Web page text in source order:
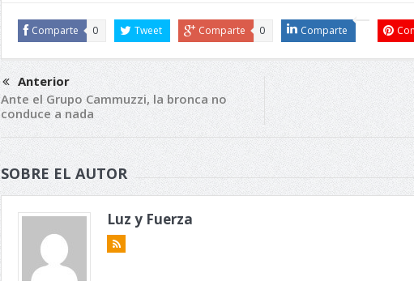
Comparte 0 Tweet Comparte 0 Comparte
Anterior
Ante el Grupo Cammuzzi, la bronca no
conduce a nada
SOBRE EL AUTOR
Luz y Fuerza